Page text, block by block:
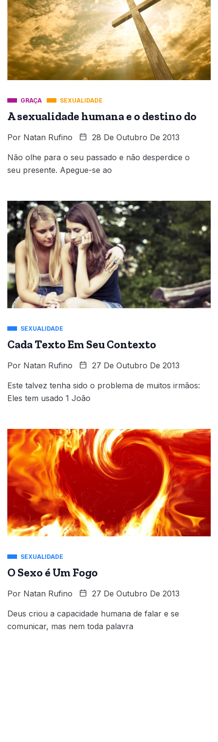
GRAÇA SEXUALIDADE
A sexualidade humana e o destino do
Por Natan Rufino 28 De Outubro De 2013
Não olhe para o seu passado e não desperdice o
seu presente. Apegue-se ao
SEXUALIDADE
Cada Texto Em Seu Contexto
Por Natan Rufino 27 De Outubro De 2013
Este talvez tenha sido o problema de muitos irmãos:
Eles tem usado 1 João
SEXUALIDADE
O Sexo é Um Fogo
Por Natan Rufino 27 De Outubro De 2013
Deus criou a capacidade humana de falar e se
comunicar, mas nem toda palavra